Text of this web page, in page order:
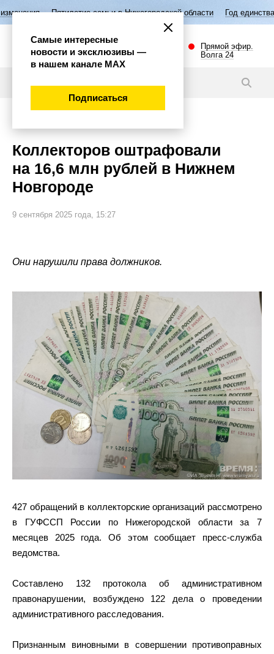
семьи в Нижегородской области Год единства народов
Прямой эфир.
Волга 24
Коллекторов оштрафовали
на 16,6 млн рублей в Нижнем
Новгороде
9 сентября 2025 года, 15:27
Они нарушили права должников.
427 обращений в коллекторские организаций рассмотрено
в ГУФССП России по Нижегородской области за 7
месяцев 2025 года. Об этом сообщает пресс-служба
ведомства.
Составлено 132 протокола об административном
правонарушении, возбуждено 122 дела о проведении
административного расследования.
Признанным виновными в совершении противоправных
Самые интересные
новости и эксклюзивы —
в нашем канале МАХ
Подписаться